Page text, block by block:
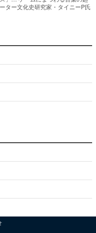
ター文化史研究家・タイニーP氏